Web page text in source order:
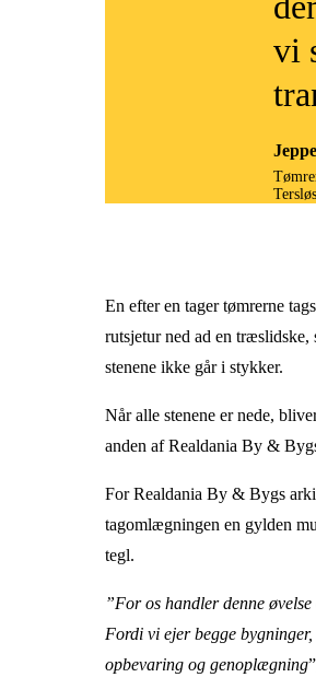
vi
En efter en tager tømrerne
rutsjetur ned ad en
stenene ikke går i stykker.
Når alle stenene er nede,
anden af Realdania By &
For Realdania By & Bygs
tagomlægningen en gylden
tegl.
”For os handler denne
Fordi vi ejer begge
opbevaring og genoplægning